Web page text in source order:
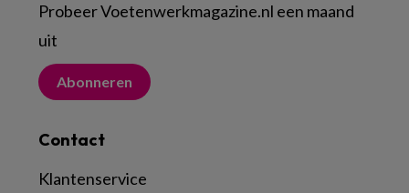
Probeer Voetenwerkmagazine.nl een maand
uit
Abonneren
Contact
Klantenservice